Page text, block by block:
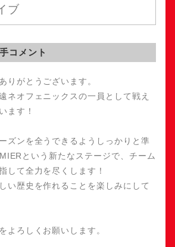
ブ
コメント
りがとうございます。
ネオフェニックスの一員として戦え
ます！
ズンを全うできるようしっかりと準
という新たなステージで、チーム
して全力を尽くします！
い歴史を作れることを楽しみにして
よろしくお願いします。